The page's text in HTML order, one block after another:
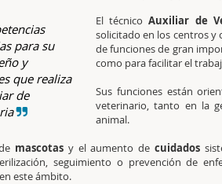
para su
y
que realiza
de
El técnico Auxiliar de
solicitado en los centros y
de funciones de gran
como para facilitar el
Sus funciones están
veterinario, tanto en la
animal.
mascotas y el aumento de cuidados
seguimiento o prevención de
este ámbito.